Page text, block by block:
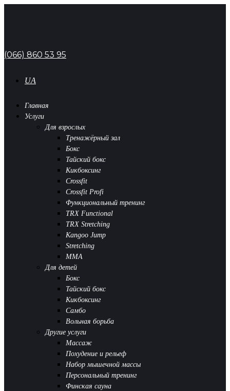
(066) 860 53 95
UA
Главная
Услуги
Для взрослых
Тренажёрный зал
Бокс
Тайский бокс
Кикбоксинг
Crossfit
Crossfit Profi
Функциональный тренинг
TRX Functional
TRX Stretching
Kangoo Jump
Stretching
MMA
Для детей
Бокс
Тайский бокс
Кикбоксинг
Самбо
Вольная борьба
Другие услуги
Массаж
Похудение и рельеф
Набор мышечной массы
Персональный тренинг
Финская сауна